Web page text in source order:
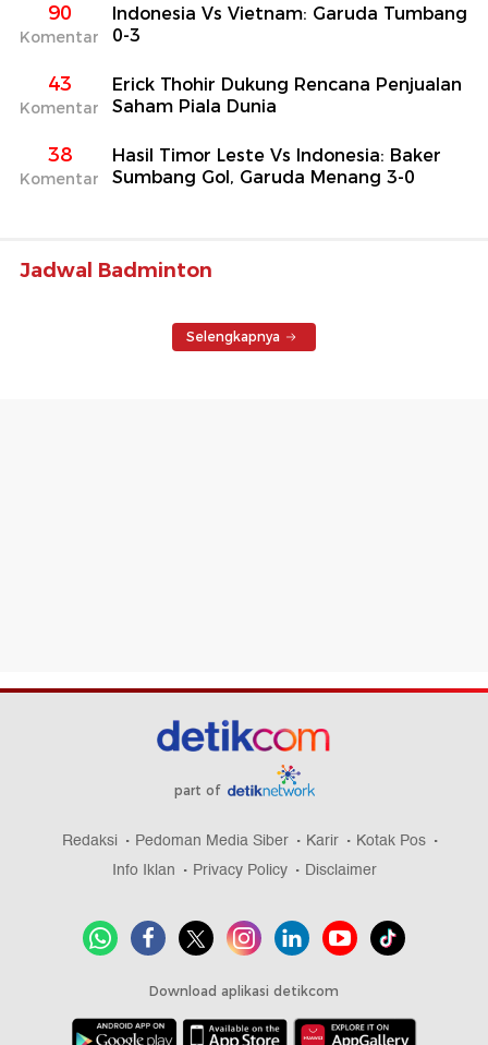
90
Komentar
Indonesia Vs Vietnam: Garuda Tumbang
0-3
43
Komentar
Erick Thohir Dukung Rencana Penjualan
Saham Piala Dunia
38
Komentar
Hasil Timor Leste Vs Indonesia: Baker
Sumbang Gol, Garuda Menang 3-0
Jadwal Badminton
Selengkapnya
part of
Redaksi Pedoman Media Siber Karir
Kotak Pos
Info Iklan
Privacy Policy Disclaimer
Download aplikasi detikcom